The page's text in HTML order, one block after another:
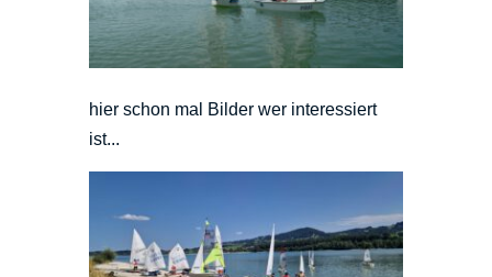
hier schon mal Bilder wer interessiert
ist...